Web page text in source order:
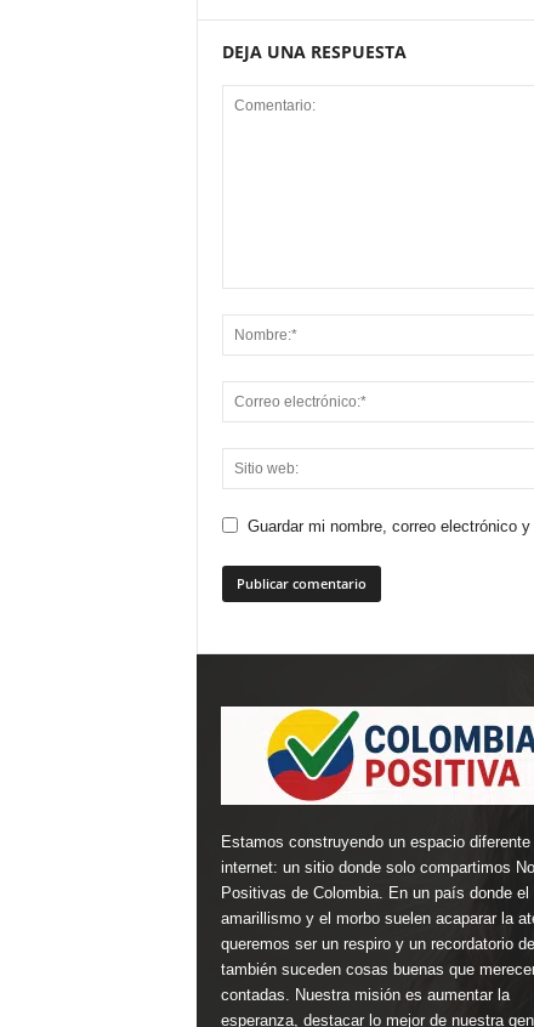
DEJA UNA RESPUESTA
Guardar mi nombre, correo electrónico
Estamos construyendo un espacio diferente
internet: un sitio donde solo compartimos
Positivas de Colombia. En un país donde el
amarillismo y el morbo suelen acaparar la
queremos ser un respiro y un recordatorio
también suceden cosas buenas que
contadas. Nuestra misión es aumentar la
esperanza, destacar lo mejor de nuestra